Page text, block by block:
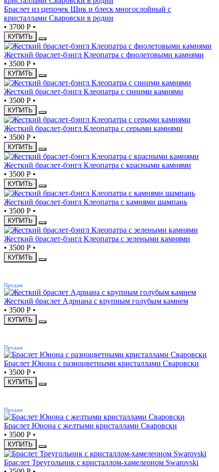
Браслет из цепочек Шик и блеск многослойный с
кристаллами Сваровски в родии
• 3700 Р •
КУПИТЬ
Жесткий браслет-бэнгл Клеопатра с фиолетовыми камнями
• 3500 Р •
КУПИТЬ
Жесткий браслет-бэнгл Клеопатра с синими камнями
• 3500 Р •
КУПИТЬ
Жесткий браслет-бэнгл Клеопатра с серыми камнями
• 3500 Р •
КУПИТЬ
Жесткий браслет-бэнгл Клеопатра с красными камнями
• 3500 Р •
КУПИТЬ
Жесткий браслет-бэнгл Клеопатра с камнями шампань
• 3500 Р •
КУПИТЬ
Жесткий браслет-бэнгл Клеопатра с зелеными камнями
• 3500 Р •
КУПИТЬ
Продаж
Жесткий браслет Адриана с крупным голубым камнем
• 3500 Р •
КУПИТЬ
Продаж
Браслет Юнона с разноцветными кристаллами Сваровски
• 3500 Р •
КУПИТЬ
Продаж
Браслет Юнона с желтыми кристаллами Сваровски
• 3500 Р •
КУПИТЬ
Браслет Треугольник с кристаллом-хамелеоном Swarovski